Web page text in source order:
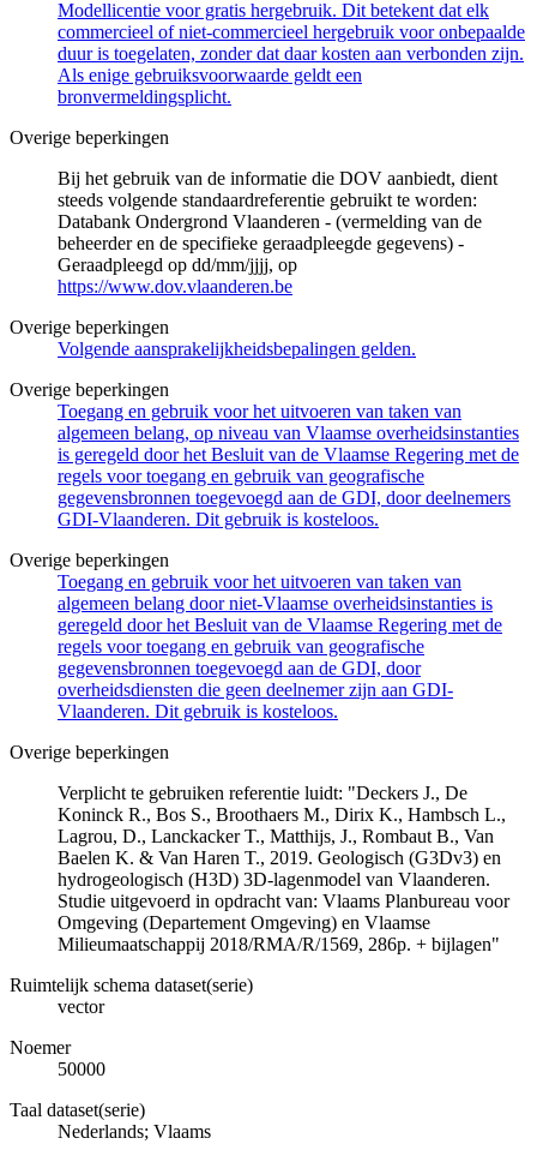
Modellicentie voor gratis hergebruik. Dit betekent dat elk
commercieel of niet-commercieel hergebruik voor onbepaalde
duur is toegelaten, zonder dat daar kosten aan verbonden zijn.
Als enige gebruiksvoorwaarde geldt een
bronvermeldingsplicht.
Overige beperkingen
Bij het gebruik van de informatie die DOV aanbiedt, dient
steeds volgende standaardreferentie gebruikt te worden:
Databank Ondergrond Vlaanderen - (vermelding van de
beheerder en de specifieke geraadpleegde gegevens) -
Geraadpleegd op dd/mm/jjjj, op
https://www.dov.vlaanderen.be
Overige beperkingen
Volgende aansprakelijkheidsbepalingen gelden.
Overige beperkingen
Toegang en gebruik voor het uitvoeren van taken van
algemeen belang, op niveau van Vlaamse overheidsinstanties
is geregeld door het Besluit van de Vlaamse Regering met de
regels voor toegang en gebruik van geografische
gegevensbronnen toegevoegd aan de GDI, door deelnemers
GDI-Vlaanderen. Dit gebruik is kosteloos.
Overige beperkingen
Toegang en gebruik voor het uitvoeren van taken van
algemeen belang door niet-Vlaamse overheidsinstanties is
geregeld door het Besluit van de Vlaamse Regering met de
regels voor toegang en gebruik van geografische
gegevensbronnen toegevoegd aan de GDI, door
overheidsdiensten die geen deelnemer zijn aan GDI-
Vlaanderen. Dit gebruik is kosteloos.
Overige beperkingen
Verplicht te gebruiken referentie luidt: "Deckers J., De
Koninck R., Bos S., Broothaers M., Dirix K., Hambsch L.,
Lagrou, D., Lanckacker T., Matthijs, J., Rombaut B., Van
Baelen K. & Van Haren T., 2019. Geologisch (G3Dv3) en
hydrogeologisch (H3D) 3D-lagenmodel van Vlaanderen.
Studie uitgevoerd in opdracht van: Vlaams Planbureau voor
Omgeving (Departement Omgeving) en Vlaamse
Milieumaatschappij 2018/RMA/R/1569, 286p. + bijlagen"
Ruimtelijk schema dataset(serie)
vector
Noemer
50000
Taal dataset(serie)
Nederlands; Vlaams